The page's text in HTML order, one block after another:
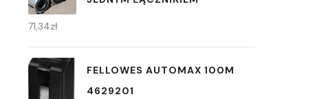
71,34zł
FELLOWES AUTOMAX 100M
4629201